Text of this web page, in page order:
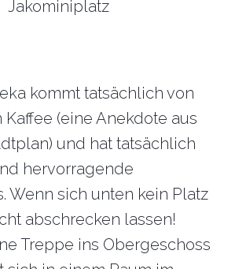
kommt tatsächlich von
(eine Anekdote aus
und hat tatsächlich
hervorragende
Wenn sich unten kein Platz
abschrecken lassen!
Treppe ins Obergeschoss